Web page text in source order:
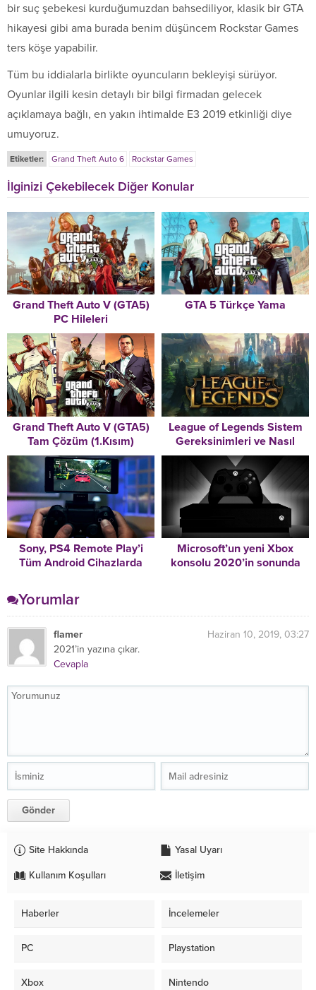
bir suç şebekesi kurduğumuzdan bahsediliyor, klasik bir GTA
hikayesi gibi ama burada benim düşüncem Rockstar Games
ters köşe yapabilir.
Tüm bu iddialarla birlikte oyuncuların bekleyişi sürüyor.
Oyunlar ilgili kesin detaylı bir bilgi firmadan gelecek
açıklamaya bağlı, en yakın ihtimalde E3 2019 etkinliği diye
umuyoruz.
Etiketler: Grand Theft Auto 6 Rockstar Games
İlginizi Çekebilecek Diğer Konular
Grand Theft Auto V (GTA5)
PC Hileleri
GTA 5 Türkçe Yama
Grand Theft Auto V (GTA5)
Tam Çözüm (1.Kısım)
League of Legends Sistem
Gereksinimleri ve Nasıl
İndirilir
Sony, PS4 Remote Play’i
Tüm Android Cihazlarda
Microsoft’un yeni Xbox
konsolu 2020’in sonunda
Yorumlar
flamer
Haziran 10, 2019, 03:27
2021’in yazına çıkar.
Cevapla
Site Hakkında Yasal Uyarı
Kullanım Koşulları İletişim
Haberler İncelemeler
PC Playstation
Xbox Nintendo